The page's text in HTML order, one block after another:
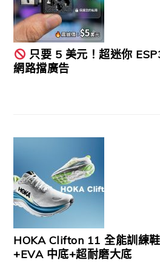
只要 5 美元！超迷你
網路擋廣告
HOKA Clifton 11 全能訓練
+EVA 中底+超耐磨大底